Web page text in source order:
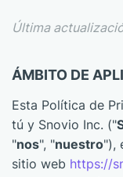
Última
ÁMBITO DE
Esta Política de
tú y Snovio Inc. ("
"nos", "nuestro"),
sitio web https://